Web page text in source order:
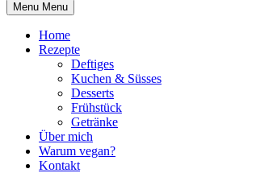
Menu Menu
Home
Rezepte
Deftiges
Kuchen & Süsses
Desserts
Frühstück
Getränke
Über mich
Warum vegan?
Kontakt